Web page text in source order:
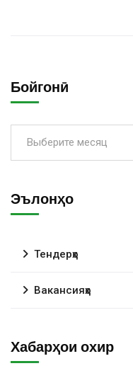
Бойгонӣ
Выберите месяц
Эълонҳо
Тендерҳо
Вакансияҳо
Хабарҳои охир